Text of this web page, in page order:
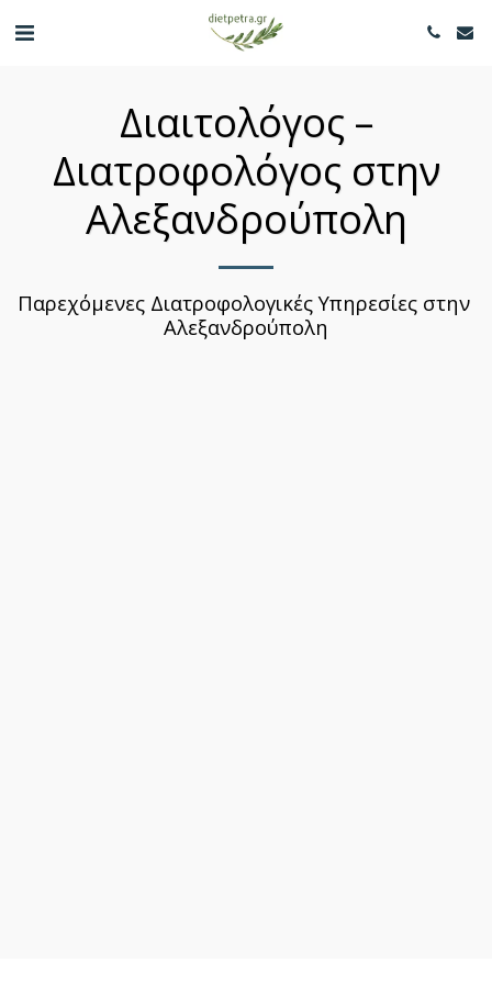
Διαιτολόγος –
Διατροφολόγος στην
Αλεξανδρούπολη
Παρεχόμενες Διατροφολογικές Υπηρεσίες στην
Αλεξανδρούπολη